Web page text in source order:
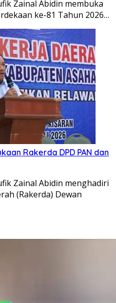
Zainal Abidin membuka
ke-81 Tahun 2026…
Rakerda DPD PAN dan
Zainal Abidin menghadiri
(Rakerda) Dewan